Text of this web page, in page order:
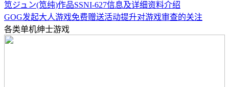
笕ジュン(笕纯)作品SSNI-627信息及详细资料介绍
GOG发起大人游戏免费赠送活动提升对游戏审查的关注
各类单机绅士游戏